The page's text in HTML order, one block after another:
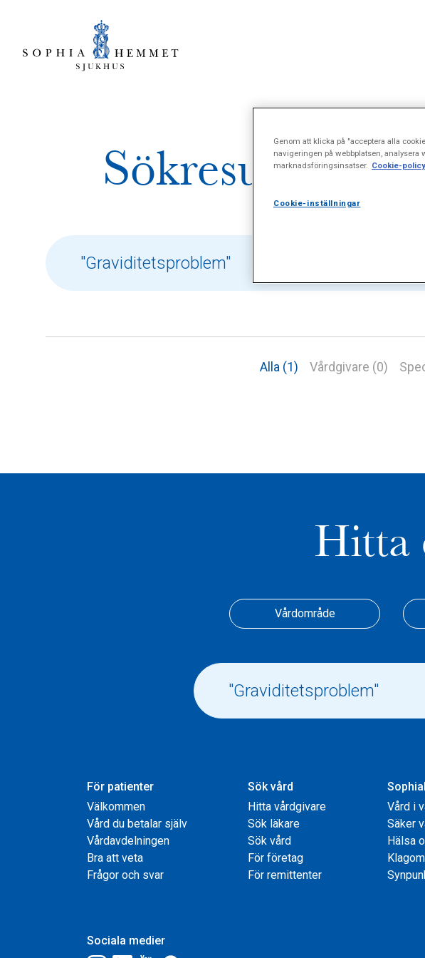
Sökresultat för
Alla (1) Vårdgivare (0)
Hitta
Vårdområde
För patienter
Välkommen
Vård du betalar själv
Vårdavdelningen
Bra att veta
Frågor och svar
Sök vård
Hitta vårdgivare
Sök läkare
Sök vård
För företag
För remittenter
Vård i
Säker
Hälsa
Sociala medier
Genom att klicka på "acceptera alla
navigeringen på webbplatsen,
marknadsföringsinsatser. Cookie-policy
Cookie-inställningar